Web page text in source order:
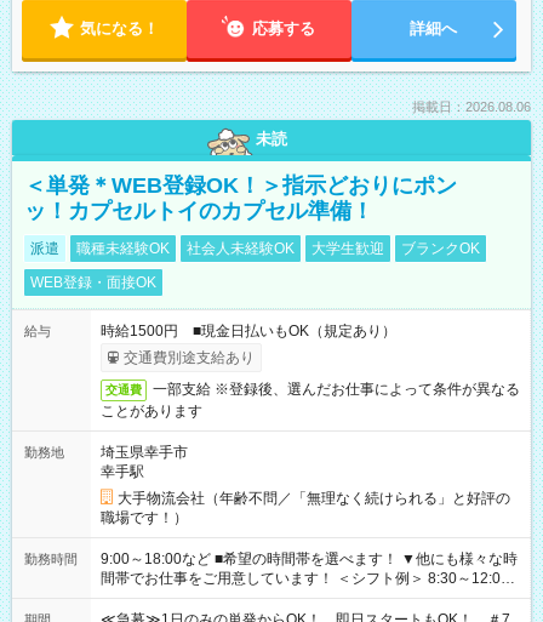
気になる！ 応募する 詳細へ
掲載日：2026.08.06
未読
＜単発＊WEB登録OK！＞指示どおりにポン
ッ！カプセルトイのカプセル準備！
派遣 職種未経験OK 社会人未経験OK 大学生歓迎
ブランクOK
WEB登録・面接OK
給与
時給1500円 ■現金日払いもOK（規定あり）
交通費別途支給あり
交通費
一部支給 ※登録後、選んだお仕事によって条件が異なる
ことがあります
勤務地
埼玉県幸手市
幸手駅
大手物流会社（年齢不問／「無理なく続けられる」と好評の
職場です！）
勤務時間
9:00～18:00など ■希望の時間帯を選べます！ ▼他にも様々な時
間帯でお仕事をご用意しています！ ＜シフト例＞ 8:30～12:00
17:00～22:00 13:00～22:00 22:00～翌6:00 など